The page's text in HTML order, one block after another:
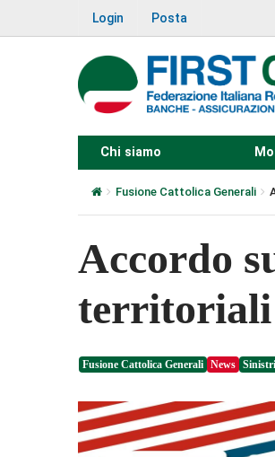
Login Posta
Chi siamo
Fusione Cattolica Generali
Accordo
territoriali
Fusione Cattolica Generali News Sinistri